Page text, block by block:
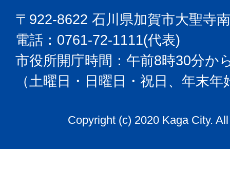
〒922-8622 石川県加賀市大聖寺
電話：0761-72-1111(代表)
市役所開庁時間：午前8時30分か
（土曜日・日曜日・祝日、年末
Copyright (c) 2020 Kaga City.